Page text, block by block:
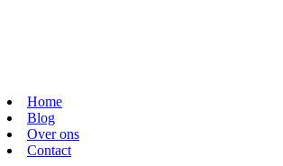
Home
Blog
Over ons
Contact